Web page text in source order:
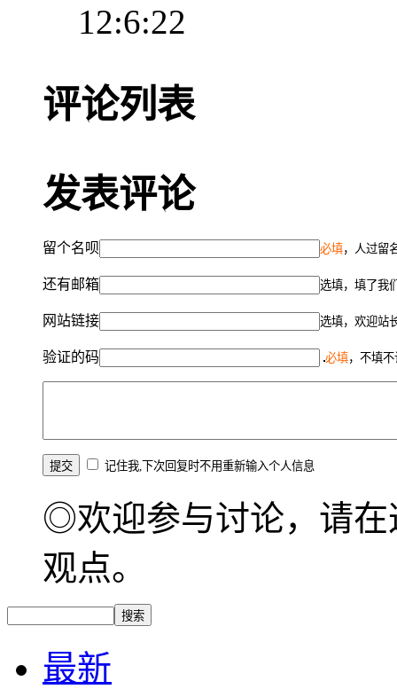
12:6:22
评论列表
发表评论
留个名呗 必填，人过留
还有邮箱 选填，填了我
网站链接 选填，欢迎站
验证的码 必填，不填
记住我,下次回复时不用重新输入个人信息
◎欢迎参与讨论，请在
观点。
最新